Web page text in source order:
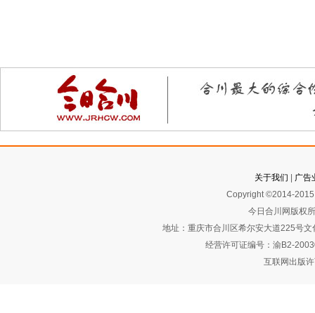
关于我们
广告
Copyright ©2014-
今日合川网版权
地址：重庆市合川区希尔安大道225号
经营许可证编号：渝B2-
互联网出版